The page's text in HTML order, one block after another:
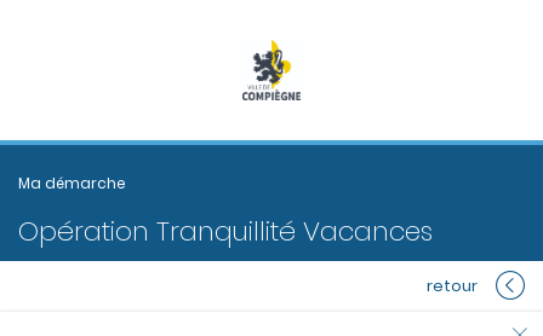
Ma démarche
Opération Tranquillité Vacances
retour